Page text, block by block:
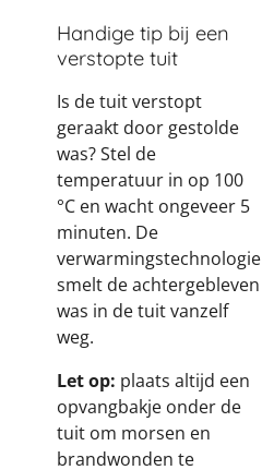
Handige tip bij een
verstopte tuit
Is de tuit verstopt
geraakt door gestolde
was? Stel de
temperatuur in op 100
°C en wacht ongeveer 5
minuten. De
verwarmingstechnologie
smelt de achtergebleven
was in de tuit vanzelf
weg.
Let op: plaats altijd een
opvangbakje onder de
tuit om morsen en
brandwonden te